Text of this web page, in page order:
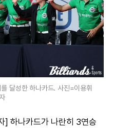
달성한 하나카드. 사진=이용휘
] 하나카드가 나란히 3연승